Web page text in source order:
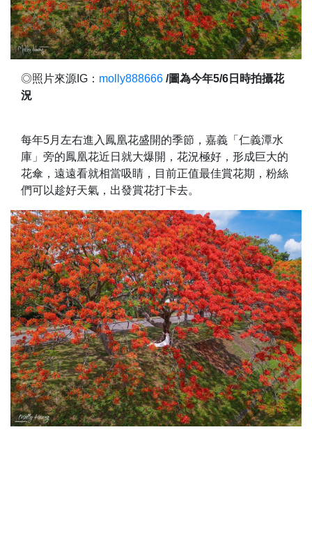
◎照片來源IG： molly888666 /圖為今年5/6日時拍攝花
況
每年5月左右進入鳳凰花盛開的季節，嘉義「仁義潭水
庫」旁的鳳凰花近日就大爆開，花況極好，形成巨大的
花傘，遠遠看就相當吸睛，目前正值最佳賞花期，粉絲
們可以趁好天氣，出發賞花打卡去。